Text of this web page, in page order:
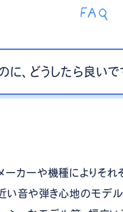
FAQ
、どうしたら良いで
ーカーや機種によりそれ
い音や弾き心地のモデ